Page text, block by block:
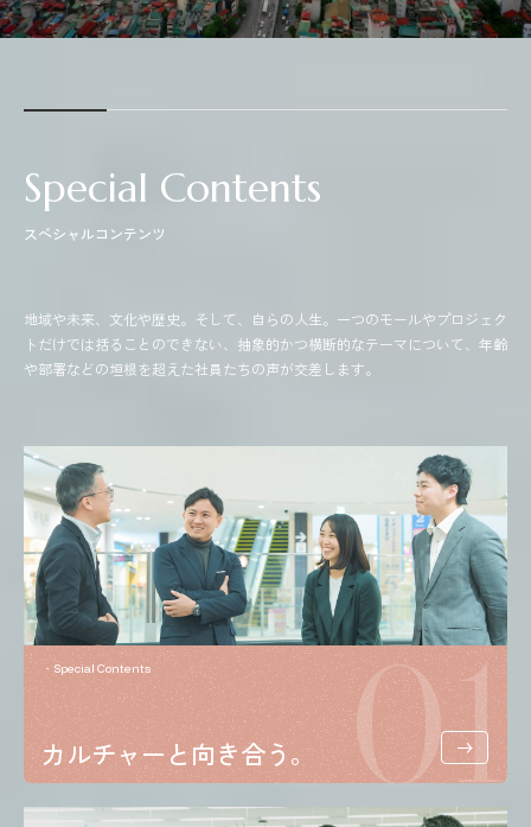
Special Contents
スペシャルコンテンツ
地域や未来、文化や歴史。そして、自らの人生。一つのモールやプロジェク
トだけでは括ることのできない、抽象的かつ横断的なテーマについて、年齢
や部署などの垣根を超えた社員たちの声が交差します。
Special Contents
カルチャーと向き合う。 01